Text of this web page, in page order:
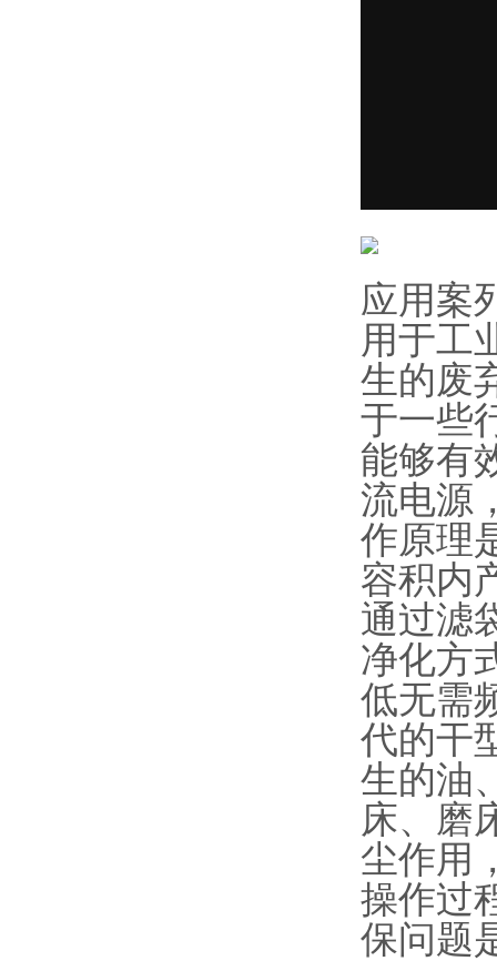
应用案
用于工
生的废
于一些
能够有
流电源
作原理
容积内
通过滤
净化方
低无需
代的干
生的油
床、磨
尘作用
操作过
保问题